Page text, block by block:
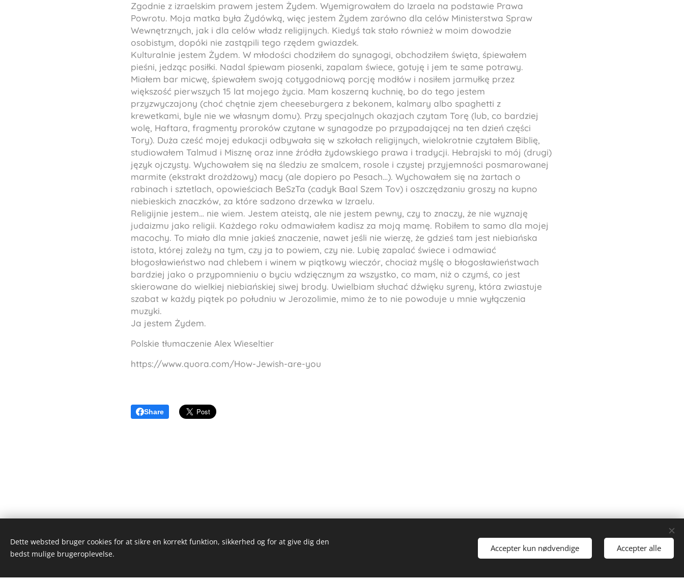
Zgodnie z izraelskim prawem jestem Żydem. Wyemigrowałem do Izraela na podstawie Prawa
Powrotu. Moja matka była Żydówką, więc jestem Żydem zarówno dla celów Ministerstwa Spraw
Wewnętrznych, jak i dla celów władz religijnych. Kiedyś tak stało również w moim dowodzie
osobistym, dopóki nie zastąpili tego rzędem gwiazdek.
Kulturalnie jestem Żydem. W młodości chodziłem do synagogi, obchodziłem święta, śpiewałem
pieśni, jedząc posiłki. Nadal śpiewam piosenki, zapalam świece, gotuję i jem te same potrawy.
Miałem bar micwę, śpiewałem swoją cotygodniową porcję modłów i nosiłem jarmułkę przez
większość pierwszych 15 lat mojego życia. Mam koszerną kuchnię, bo do tego jestem
przyzwyczajony (choć chętnie zjem cheeseburgera z bekonem, kalmary albo spaghetti z
krewetkami, byle nie we własnym domu). Przy specjalnych okazjach czytam Torę (lub, co bardziej
wolę, Haftara, fragmenty proroków czytane w synagodze po przypadającej na ten dzień części
Tory). Duża cześć mojej edukacji odbywała się w szkołach religijnych, wielokrotnie czytałem Biblię,
studiowałem Talmud i Misznę oraz inne źródła żydowskiego prawa i tradycji. Hebrajski to mój (drugi)
język ojczysty. Wychowałem się na śledziu ze smalcem, rosole i czystej przyjemności posmarowanej
marmite (ekstrakt drożdżowy) macy (ale dopiero po Pesach…). Wychowałem się na żartach o
rabinach i sztetlach, opowieściach BeSzTa (cadyk Baal Szem Tov) i oszczędzaniu groszy na kupno
niebieskich znaczków, za które sadzono drzewka w Izraelu.
Religijnie jestem… nie wiem. Jestem ateistą, ale nie jestem pewny, czy to znaczy, że nie wyznaję
judaizmu jako religii. Każdego roku odmawiałem kadisz za moją mamę. Robiłem to samo dla mojej
macochy. To miało dla mnie jakieś znaczenie, nawet jeśli nie wierzę, że gdzieś tam jest niebiańska
istota, której zależy na tym, czy ja to powiem, czy nie. Lubię zapalać świece i odmawiać
błogosławieństwo nad chlebem i winem w piątkowy wieczór, chociaż myślę o błogosławieństwach
bardziej jako o przypomnieniu o byciu wdzięcznym za wszystko, co mam, niż o czymś, co jest
skierowane do wielkiej niebiańskiej siwej brody. Uwielbiam słuchać dźwięku syreny, która zwiastuje
szabat w każdy piątek po południu w Jerozolimie, mimo że to nie powoduje u mnie wyłączenia
muzyki.
Ja jestem Żydem.
Polskie tłumaczenie Alex Wieseltier
https://www.quora.com/How-Jewish-are-you
Share
Alex Wieseltier - Uredte tanker
Alle rettigheder forbeholdes 2019
Drevet af Webnode
Dette websted bruger cookies for at sikre en korrekt funktion, sikkerhed og for at give dig den
bedst mulige brugeroplevelse.
Accepter kun nødvendige Accepter alle